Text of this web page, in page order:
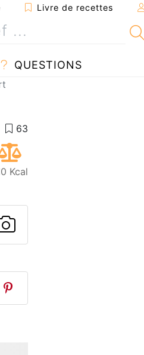
Livre de recettes
QUESTIONS
Kcal
à un ami
cette page
une
Publier votre